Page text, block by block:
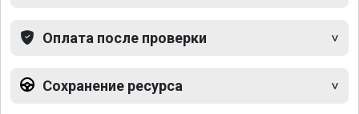
Оплата после проверки
Сохранение ресурса